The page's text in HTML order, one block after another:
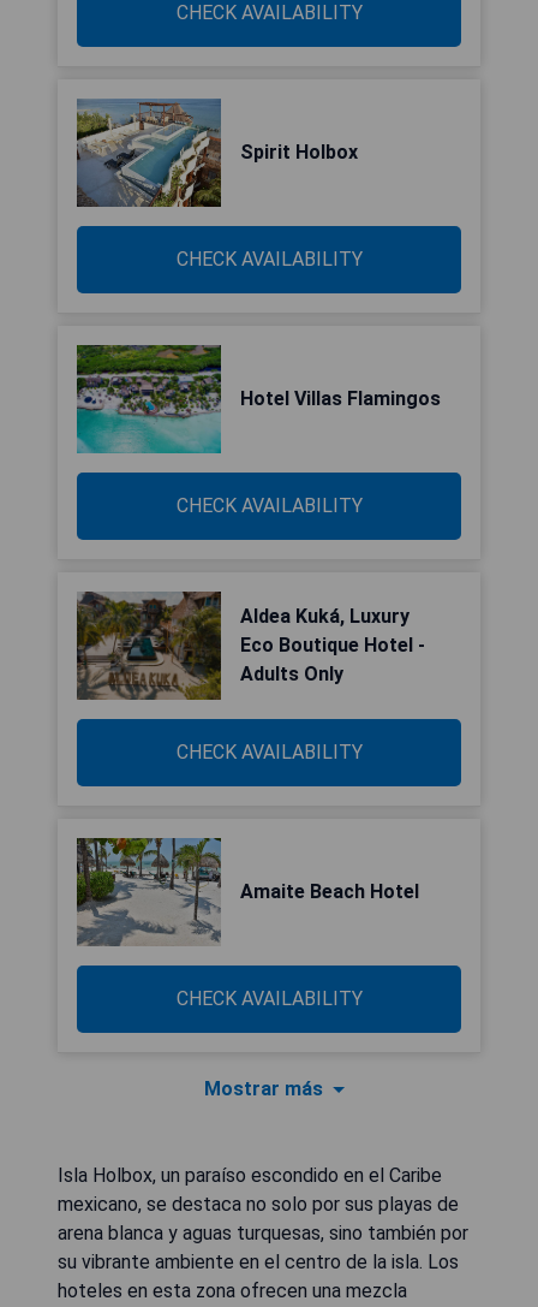
CHECK AVAILABILITY
Spirit Holbox
CHECK AVAILABILITY
Hotel Villas Flamingos
CHECK AVAILABILITY
Aldea Kuká, Luxury
Eco Boutique Hotel -
Adults Only
CHECK AVAILABILITY
Amaite Beach Hotel
CHECK AVAILABILITY
Mostrar más
Isla Holbox, un paraíso escondido en el Caribe
mexicano, se destaca no solo por sus playas de
arena blanca y aguas turquesas, sino también por
su vibrante ambiente en el centro de la isla. Los
hoteles en esta zona ofrecen una mezcla